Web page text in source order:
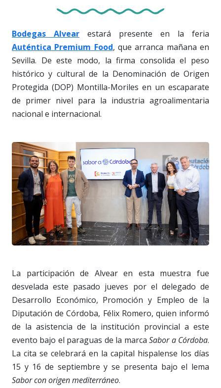
Bodegas Alvear estará presente en la feria
Auténtica Premium Food, que arranca mañana en
Sevilla. De este modo, la firma consolida el peso
histórico y cultural de la Denominación de Origen
Protegida (DOP) Montilla-Moriles en un escaparate
de primer nivel para la industria agroalimentaria
nacional e internacional.
La participación de Alvear en esta muestra fue
desvelada este pasado jueves por el delegado de
Desarrollo Económico, Promoción y Empleo de la
Diputación de Córdoba, Félix Romero, quien informó
de la asistencia de la institución provincial a este
evento bajo el paraguas de la marcaSabor a Córdoba.
La cita se celebrará en la capital hispalense los días
15 y 16 de septiembre y se presenta bajo el lema
Sabor con origen mediterráneo.